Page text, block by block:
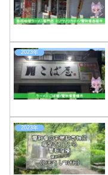
2023年
2023年